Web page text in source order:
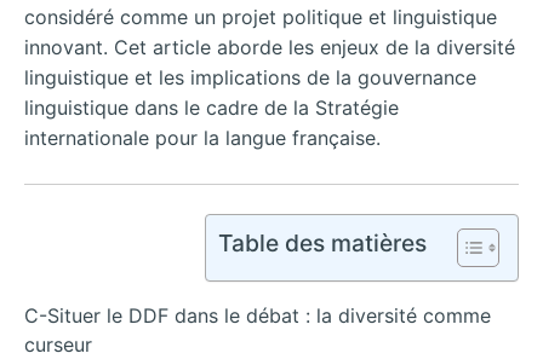
considéré comme un projet politique et linguistique
innovant. Cet article aborde les enjeux de la diversité
linguistique et les implications de la gouvernance
linguistique dans le cadre de la Stratégie
internationale pour la langue française.
Table des matières
C-Situer le DDF dans le débat : la diversité comme
curseur